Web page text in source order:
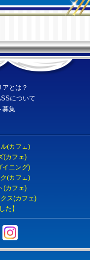
アとは？
について
募集
(カフェ)
(カフェ)
イニング)
(カフェ)
(カフェ)
ス(カフェ)
た】